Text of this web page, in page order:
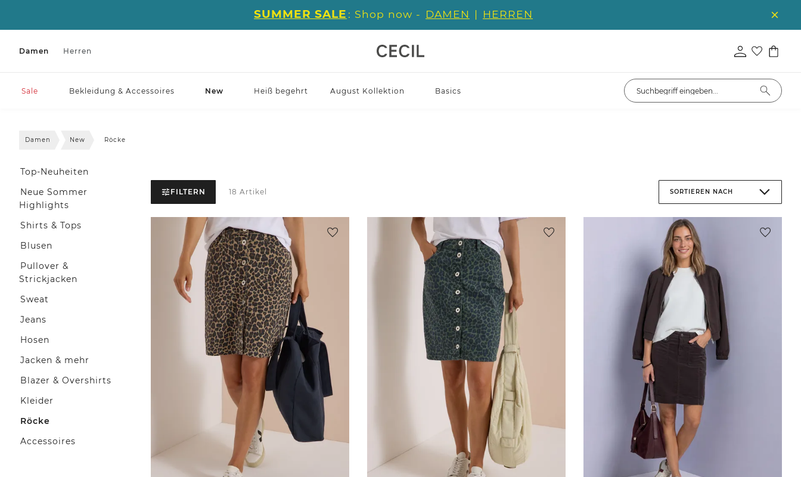
SUMMER SALE : Shop now - DAMEN | HERREN
Damen Herren
Sale Bekleidung & Accessoires New Heiß begehrt August Kollektion Basics
Damen New Röcke
Top-Neuheiten
Neue Sommer
Highlights
Shirts & Tops
Blusen
Pullover &
Strickjacken
Sweat
Jeans
Hosen
Jacken & mehr
Blazer & Overshirts
Kleider
Röcke
Accessoires
FILTERN 18 Artikel SORTIEREN NACH